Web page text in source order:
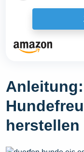
Anleitung:
herstellen